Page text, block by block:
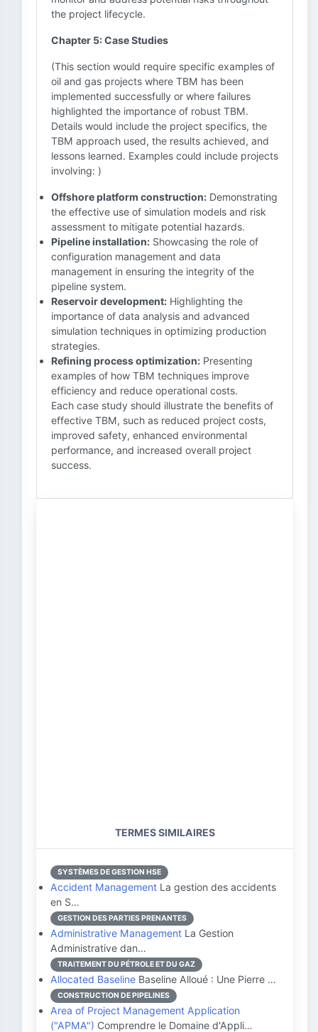
the project lifecycle.
Chapter 5: Case Studies
(This section would require specific examples of
oil and gas projects where TBM has been
implemented successfully or where failures
highlighted the importance of robust TBM.
Details would include the project specifics, the
TBM approach used, the results achieved, and
lessons learned. Examples could include projects
involving: )
Offshore platform construction: Demonstrating
the effective use of simulation models and risk
assessment to mitigate potential hazards.
Pipeline installation: Showcasing the role of
configuration management and data
management in ensuring the integrity of the
pipeline system.
Reservoir development: Highlighting the
importance of data analysis and advanced
simulation techniques in optimizing production
strategies.
Refining process optimization: Presenting
examples of how TBM techniques improve
efficiency and reduce operational costs.
Each case study should illustrate the benefits of
effective TBM, such as reduced project costs,
improved safety, enhanced environmental
performance, and increased overall project
success.
TERMES SIMILAIRES
SYSTÈMES DE GESTION HSE
Accident Management La gestion des accidents
en S…
GESTION DES PARTIES PRENANTES
Administrative Management La Gestion
Administrative dan…
TRAITEMENT DU PÉTROLE ET DU GAZ
Allocated Baseline Baseline Alloué : Une Pierre …
CONSTRUCTION DE PIPELINES
Area of Project Management Application
("APMA") Comprendre le Domaine d'Appli…